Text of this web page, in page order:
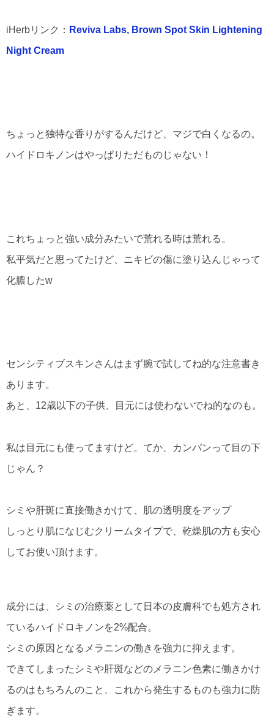
iHerbリンク： Reviva Labs, Brown Spot Skin Lightening
Night Cream
ちょっと独特な香りがするんだけど、マジで白くなるの。
ハイドロキノンはやっぱりただものじゃない！
これちょっと強い成分みたいで荒れる時は荒れる。
私平気だと思ってたけど、ニキビの傷に塗り込んじゃって
化膿したw
センシティブスキンさんはまず腕で試してね的な注意書き
あります。
あと、12歳以下の子供、目元には使わないでね的なのも。
私は目元にも使ってますけど。てか、カンパンって目の下
じゃん？
シミや肝斑に直接働きかけて、肌の透明度をアップ
しっとり肌になじむクリームタイプで、乾燥肌の方も安心
してお使い頂けます。
成分には、シミの治療薬として日本の皮膚科でも処方され
ているハイドロキノンを2%配合。
シミの原因となるメラニンの働きを強力に抑えます。
できてしまったシミや肝斑などのメラニン色素に働きかけ
るのはもちろんのこと、これから発生するものも強力に防
ぎます。